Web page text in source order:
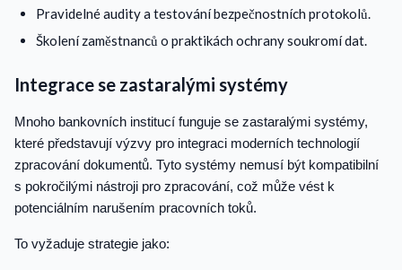
Pravidelné audity a testování bezpečnostních protokolů.
Školení zaměstnanců o praktikách ochrany soukromí dat.
Integrace se zastaralými systémy
Mnoho bankovních institucí funguje se zastaralými systémy,
které představují výzvy pro integraci moderních technologií
zpracování dokumentů. Tyto systémy nemusí být kompatibilní
s pokročilými nástroji pro zpracování, což může vést k
potenciálním narušením pracovních toků.
To vyžaduje strategie jako: